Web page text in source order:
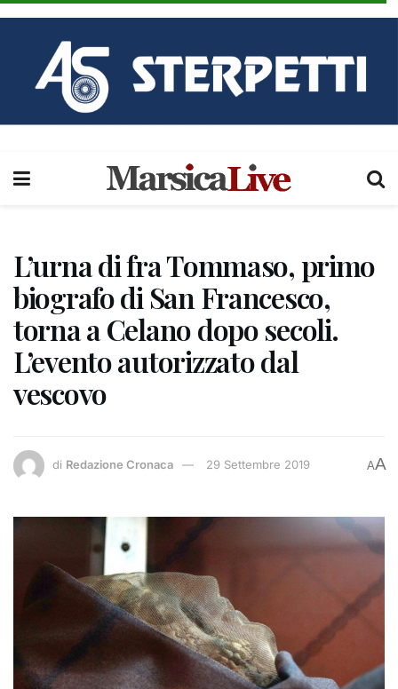
L’urna di fra Tommaso, primo
biografo di San Francesco,
torna a Celano dopo secoli.
L’evento autorizzato dal
vescovo
di Redazione Cronaca 29 Settembre 2019 AA